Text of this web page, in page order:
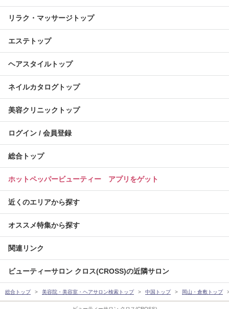
リラク・マッサージトップ
エステトップ
ヘアスタイルトップ
ネイルカタログトップ
美容クリニックトップ
ログイン / 会員登録
総合トップ
ホットペッパービューティー アプリをゲット
近くのエリアから探す
オススメ特集から探す
関連リンク
ビューティーサロン クロス(CROSS)の近隣サロン
総合トップ 美容院・美容室・ヘアサロン検索トップ 中国トップ 岡山・倉敷トップ